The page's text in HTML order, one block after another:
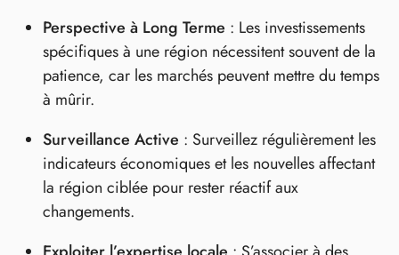
Perspective à Long Terme : Les investissements
spécifiques à une région nécessitent souvent de la
patience, car les marchés peuvent mettre du temps
à mûrir.
Surveillance Active : Surveillez régulièrement les
indicateurs économiques et les nouvelles affectant
la région ciblée pour rester réactif aux
changements.